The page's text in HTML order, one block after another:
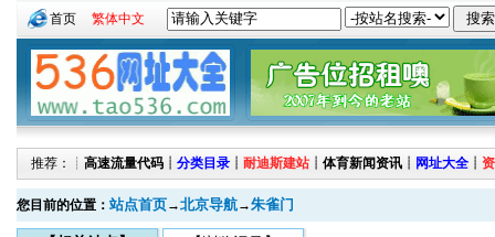
首页 繁体中文
推荐：┊ 高速流量代码 ┊ 分类目录 ┊ 耐迪斯建站 ┊ 体育新闻资讯 ┊ 网址大全 ┊
您目前的位置： 站点首页→北京导航→朱雀门